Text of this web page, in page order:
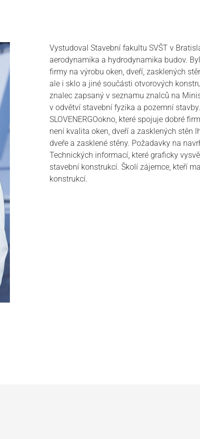
Vystudoval Stavební fakultu SVŠT v
aerodynamika a hydrodynamika budov.
firmy na výrobu oken, dveří, zasklených
ale i sklo a jiné součásti otvorových
znalec zapsaný v seznamu znalců na
v odvětví stavební fyzika a pozemní
SLOVENERGOokno, které spojuje dobré
není kvalita oken, dveří a zasklených stěn
dveře a zasklené stěny. Požadavky na
Technických informací, které graficky
stavební konstrukcí. Školí zájemce, kteří
konstrukcí.